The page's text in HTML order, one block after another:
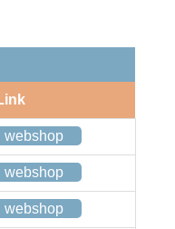
webshop
webshop
webshop